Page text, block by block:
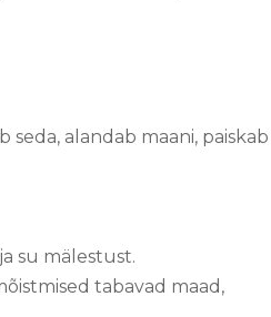
alandab maani, paiskab
su mälestust.
tabavad maad,